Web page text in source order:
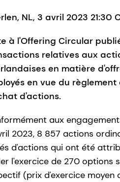
NL, 3 avril 2023 21:30
à l'Offering Circular
relatives aux
en matière
en vue du
d'actions.
aux
2023, 8 857 actions
d'actions qui ont été
l'exercice de 270 options
(prix d'exercice